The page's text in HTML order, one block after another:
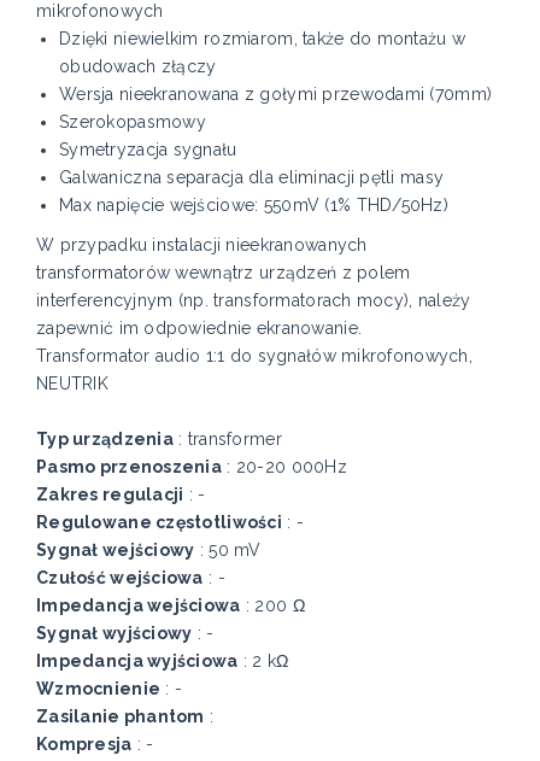
mikrofonowych
Dzięki niewielkim rozmiarom, także do montażu w
obudowach złączy
Wersja nieekranowana z gołymi przewodami (70mm)
Szerokopasmowy
Symetryzacja sygnału
Galwaniczna separacja dla eliminacji pętli masy
Max napięcie wejściowe: 550mV (1% THD/50Hz)
W przypadku instalacji nieekranowanych
transformatorów wewnątrz urządzeń z polem
interferencyjnym (np. transformatorach mocy), należy
zapewnić im odpowiednie ekranowanie.
Transformator audio 1:1 do sygnałów mikrofonowych,
NEUTRIK
Typ urządzenia: transformer
Pasmo przenoszenia : 20-20 000Hz
Zakres regulacji : -
Regulowane częstotliwości : -
Sygnał wejściowy : 50 mV
Czułość wejściowa : -
Impedancja wejściowa : 200 Ω
Sygnał wyjściowy : -
Impedancja wyjściowa : 2 kΩ
Wzmocnienie : -
Zasilanie phantom :
Kompresja : -